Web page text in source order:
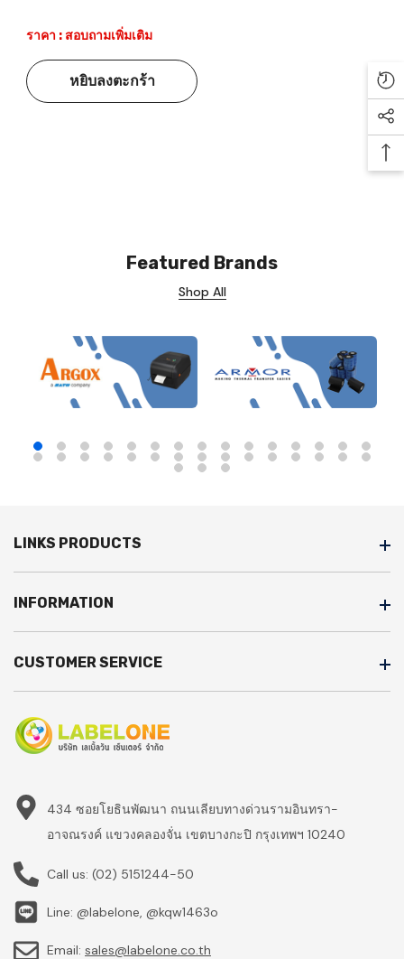
ราคา : สอบถามเพิ่มเติม
หยิบลงตะกร้า
Featured Brands
Shop All
LINKS PRODUCTS
INFORMATION
CUSTOMER SERVICE
434 ซอยโยธินพัฒนา ถนนเลียบทางด่วนรามอินทรา-
อาจณรงค์ แขวงคลองจั่น เขตบางกะปิ กรุงเทพฯ 10240
Call us: (02) 5151244-50
Line: @labelone, @kqw1463o
Email: sales@labelone.co.th